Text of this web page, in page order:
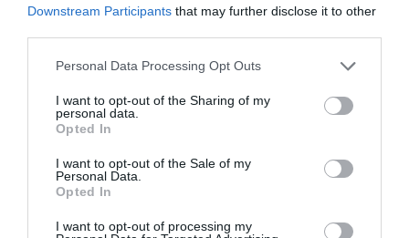
Downstream Participants that may further disclose it to other
Personal Data Processing Opt Outs
I want to opt-out of the Sharing of my
personal data.
Opted In
I want to opt-out of the Sale of my
Personal Data.
Opted In
I want to opt-out of processing my
El primer Premi Internacional In-Edit Empordà
comptarà amb un jurat presidit per Carlos Ríos, director
del D'A Festival Internacional de Cinema de Barcelona,
La mostra forma part de la xarxa internacional In-Edit,
l'Empordà, Gijón, Brasil, Xile, Uruguai, Mèxic i
Colòmbia, amb més d'una trentena de festivals i
130.000 espectadors anuals.